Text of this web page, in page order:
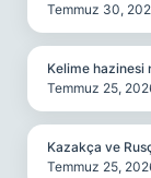
Temmuz 30,
Kelime hazinesi
Temmuz 25,
Kazakça ve
Temmuz 25,